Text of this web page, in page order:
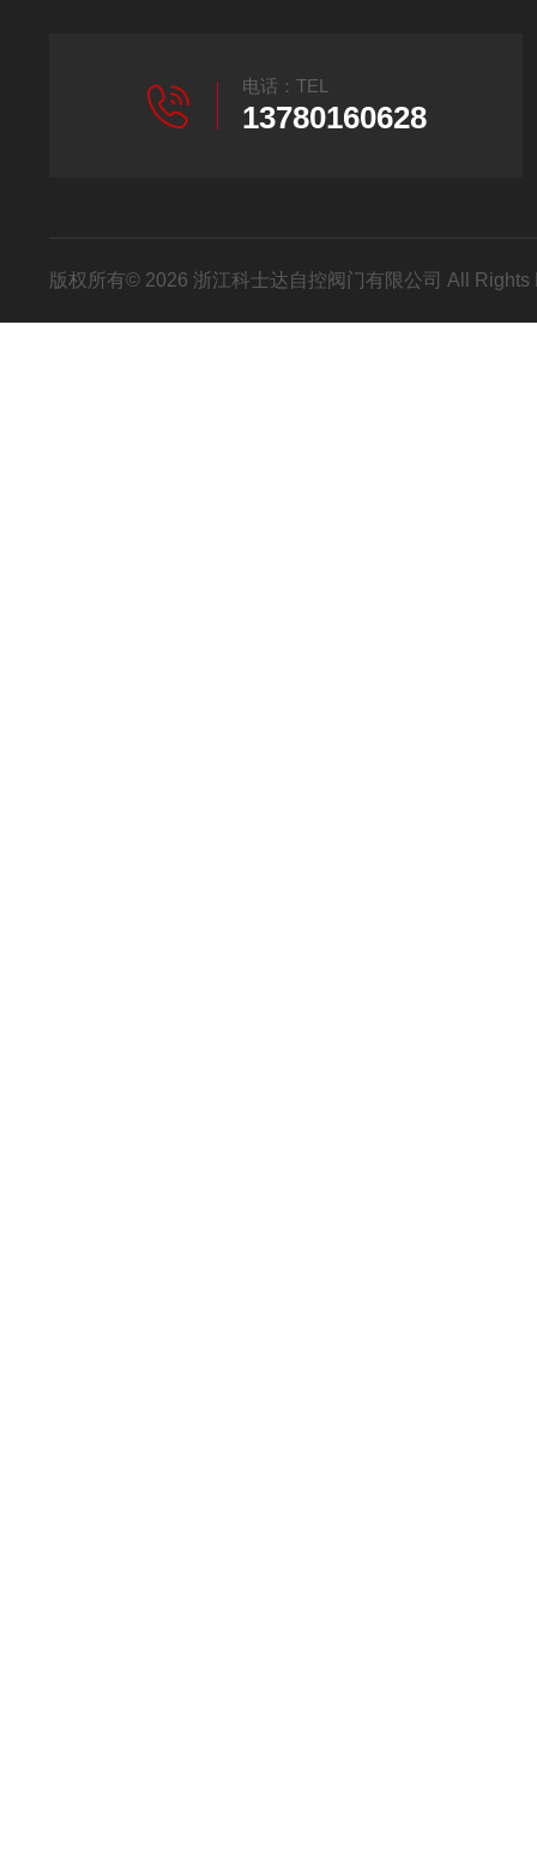
电话：TEL
13780160628
版权所有© 2026 浙江科士达自控阀门有限公司 All